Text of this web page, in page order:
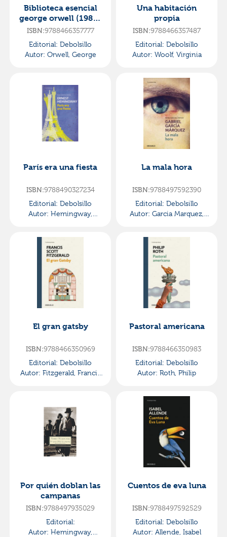
Biblioteca esencial
george orwell (1984 |
rebelión en la granja
ISBN:9788466357777
Editorial: Debolsillo
Autor: Orwell, George
Una habitación
propia
ISBN:9788466357487
Editorial: Debolsillo
Autor: Woolf, Virginia
París era una fiesta
ISBN:9788490327234
Editorial: Debolsillo
Autor: Hemingway,
La mala hora
ISBN:9788497592390
Editorial: Debolsillo
Autor: Garcia Marquez,
El gran gatsby
ISBN:9788466350969
Editorial: Debolsillo
Autor: Fitzgerald, Francis
Pastoral americana
ISBN:9788466350983
Editorial: Debolsillo
Autor: Roth, Philip
Por quién doblan las
campanas
ISBN:9788497935029
Editorial:
Autor: Hemingway,
Cuentos de eva luna
ISBN:9788497592529
Editorial: Debolsillo
Autor: Allende, Isabel